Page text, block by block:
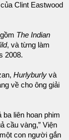
Clint Eastwood
The Indian
, và từng làm
2008.
Hurlyburly và
về cho ông giải
ba liên hoan phim
cầu vàng,” Viện
con người gắn